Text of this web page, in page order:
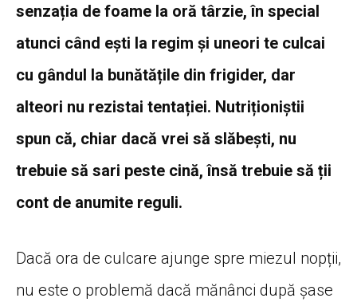
senzația de foame la oră târzie, în special
atunci când ești la regim și uneori te culcai
cu gândul la bunătățile din frigider, dar
alteori nu rezistai tentației. Nutriționiștii
spun că, chiar dacă vrei să slăbești, nu
trebuie să sari peste cină, însă trebuie să ții
cont de anumite reguli.
Dacă ora de culcare ajunge spre miezul nopții,
nu este o problemă dacă mănânci după șase